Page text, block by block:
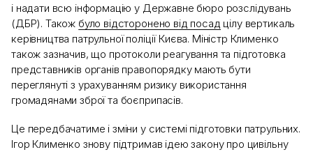
і надати всю інформацію у Державне бюро розслідувань
(ДБР). Також було відсторонено від посад цілу вертикаль
керівництва патрульної поліції Києва. Міністр Клименко
також зазначив, що протоколи реагування та підготовка
представників органів правопорядку мають бути
переглянуті з урахуванням ризику використання
громадянами зброї та боєприпасів.
Це передбачатиме і зміни у системі підготовки патрульних.
Ігор Клименко знову підтримав ідею закону про цивільну